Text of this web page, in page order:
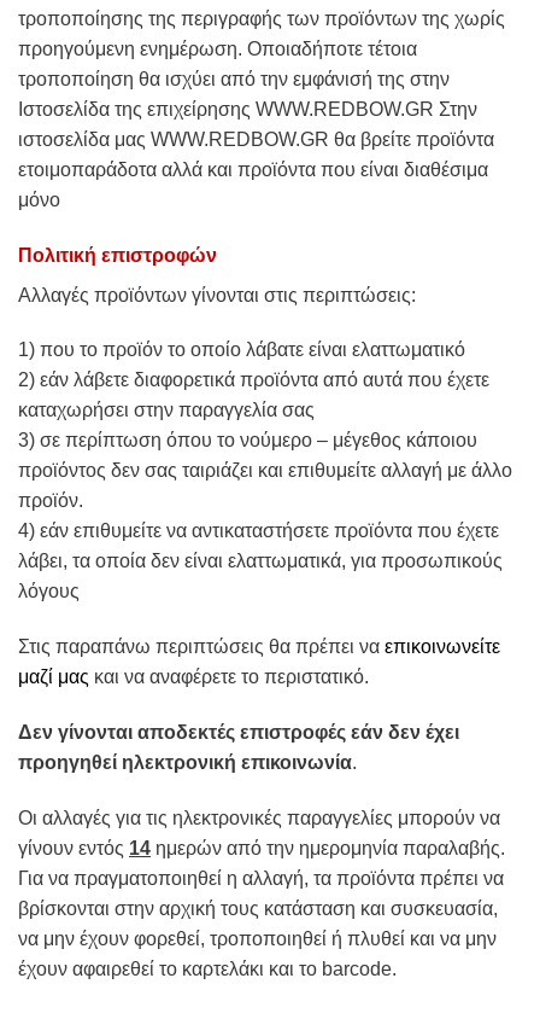
τροποποίησης της περιγραφής των προϊόντων της χωρίς
προηγούμενη ενημέρωση. Οποιαδήποτε τέτοια
τροποποίηση θα ισχύει από την εμφάνισή της στην
Ιστοσελίδα της επιχείρησης WWW.REDBOW.GR Στην
ιστοσελίδα μας WWW.REDBOW.GR θα βρείτε προϊόντα
ετοιμοπαράδοτα αλλά και προϊόντα που είναι διαθέσιμα
μόνο
Πολιτική επιστροφών
Αλλαγές προϊόντων γίνονται στις περιπτώσεις:
1) που το προϊόν το οποίο λάβατε είναι ελαττωματικό
2) εάν λάβετε διαφορετικά προϊόντα από αυτά που έχετε
καταχωρήσει στην παραγγελία σας
3) σε περίπτωση όπου το νούμερο – μέγεθος κάποιου
προϊόντος δεν σας ταιριάζει και επιθυμείτε αλλαγή με άλλο
προϊόν.
4) εάν επιθυμείτε να αντικαταστήσετε προϊόντα που έχετε
λάβει, τα οποία δεν είναι ελαττωματικά, για προσωπικούς
λόγους
Στις παραπάνω περιπτώσεις θα πρέπει να επικοινωνείτε
μαζί μας και να αναφέρετε το περιστατικό.
Δεν γίνονται αποδεκτές επιστροφές εάν δεν έχει
προηγηθεί ηλεκτρονική επικοινωνία.
Οι αλλαγές για τις ηλεκτρονικές παραγγελίες μπορούν να
γίνουν εντός 14 ημερών από την ημερομηνία παραλαβής.
Για να πραγματοποιηθεί η αλλαγή, τα προϊόντα πρέπει να
βρίσκονται στην αρχική τους κατάσταση και συσκευασία,
να μην έχουν φορεθεί, τροποποιηθεί ή πλυθεί και να μην
έχουν αφαιρεθεί το καρτελάκι και το barcode.